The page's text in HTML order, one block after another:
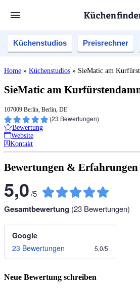
Küchenstudios Preisrechner
Home » Küchenstudios » SieMatic am
SieMatic am
107009 Berlin, Berlin, DE
(23 Bewertungen)
Bewertung
Website
Kontakt
Bewertungen & Erfahrungen
5,0/5
Gesamtbewertung (23 Bewertungen)
Google
23 Bewertungen
5,0/5
Neue Bewertung schreiben